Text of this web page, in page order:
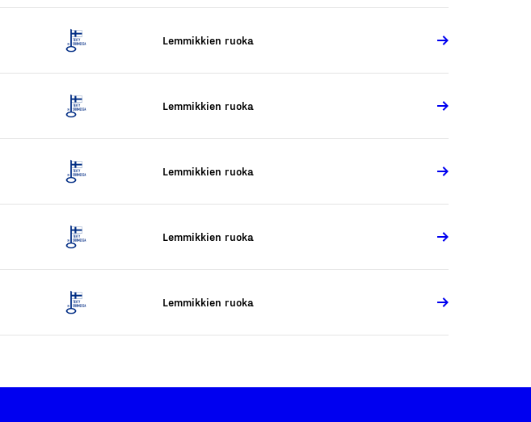
Lemmikkien ruoka
Lemmikkien ruoka
Lemmikkien ruoka
Lemmikkien ruoka
Lemmikkien ruoka